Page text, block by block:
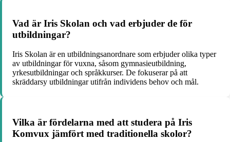
Vad är Iris Skolan och vad erbjuder de för
utbildningar?
Iris Skolan är en utbildningsanordnare som erbjuder olika typer
av utbildningar för vuxna, såsom gymnasieutbildning,
yrkesutbildningar och språkkurser. De fokuserar på att
skräddarsy utbildningar utifrån individens behov och mål.
Vilka är fördelarna med att studera på Iris
Komvux jämfört med traditionella skolor?